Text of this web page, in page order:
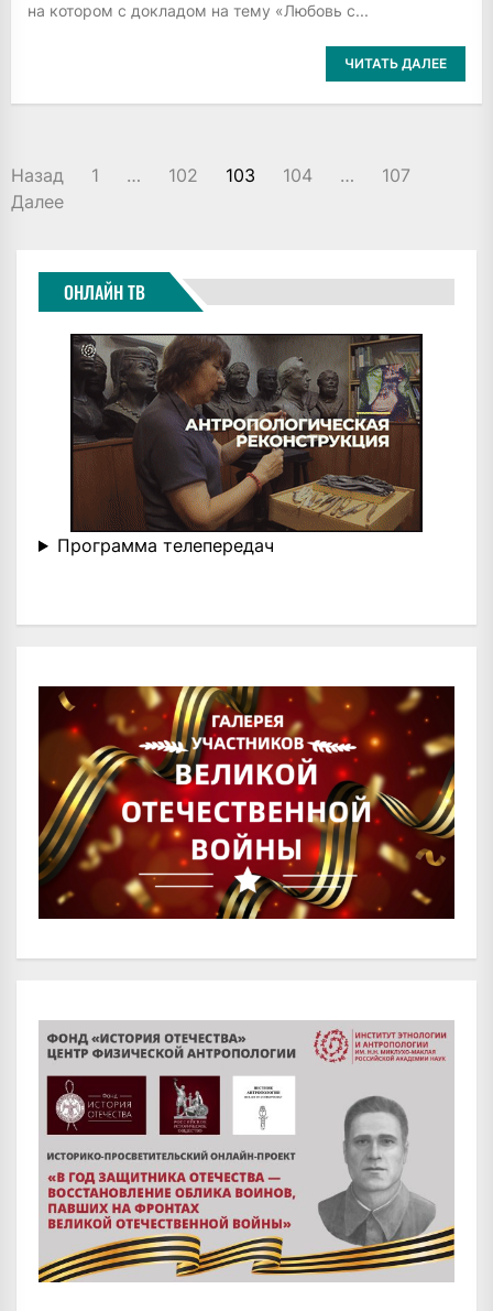
на котором с докладом на тему «Любовь с...
ЧИТАТЬ ДАЛЕЕ
ПАГИНАЦИЯ
ЗАПИСЕЙ
Назад 1 … 102 103 104 …
107
Далее
ОНЛАЙН ТВ
Программа телепередач